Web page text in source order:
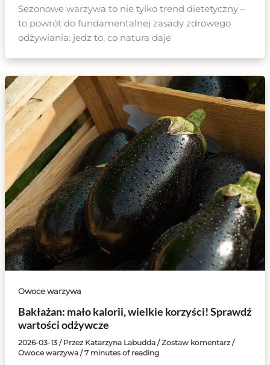
Sezonowe warzywa to nie tylko trend dietetyczny –
to powrót do fundamentalnej zasady zdrowego
odżywiania: jedz to, co natura daje
Owoce warzywa
Bakłażan: mało kalorii, wielkie korzyści! Sprawdź
wartości odżywcze
2026-03-13 / Przez Katarzyna Labudda /Zostaw komentarz /
Owoce warzywa/7 minutes of reading